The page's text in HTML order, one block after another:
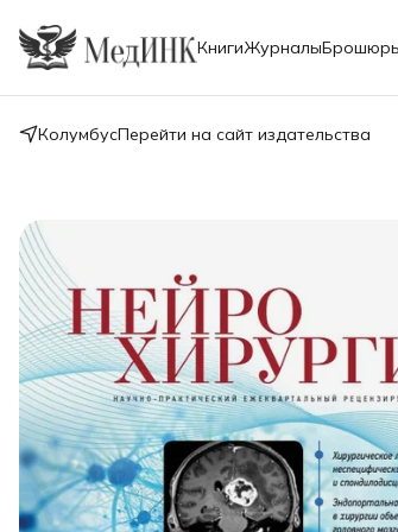
КнигиЖурналы
КолумбусПерейти на сайт издательства